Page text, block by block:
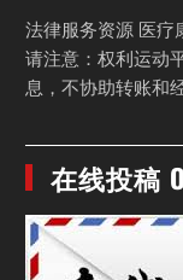
法律服务资源 医疗
请注意：权利运动
息，不协助转账和
在线投稿